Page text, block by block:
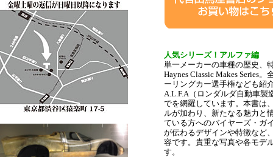
人気シリーズ！アルファ編
単一メーカーの車種の歴史、
Haynes Classic Makes Series
ーリングカー選手権なども紹
A.L.F.A（ロンダルダ自動車製
でを網羅しています。本書は
ルが加わり、新たなる魅力と
ている方へのバイヤーズ・ガ
が伝わるデザインや特徴など
容です。貴重な写真や各モデ
す。